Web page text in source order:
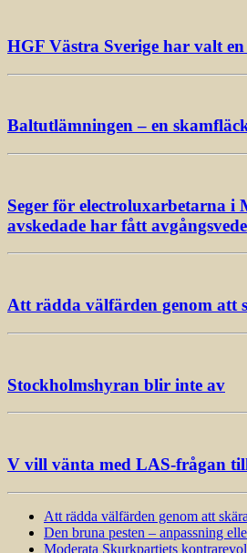
HGF Västra Sverige har valt en
Baltutlämningen – en
Seger för electroluxarbetarna i
avskedade har fått
Att rädda välfärden genom att
Stockholmshyran blir inte av
V vill vänta med LAS-frågan
Att rädda välfärden genom att
Den bruna pesten – anpassning
Moderata Skurkpartiets